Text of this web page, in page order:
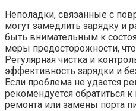
Неполадки, связанные с
могут замедлить зарядку и
быть внимательным к
меры предосторожности,
Регулярная чистка и
эффективность зарядки и
Если проблема не удается
рекомендуется обратиться
ремонта или замены порта